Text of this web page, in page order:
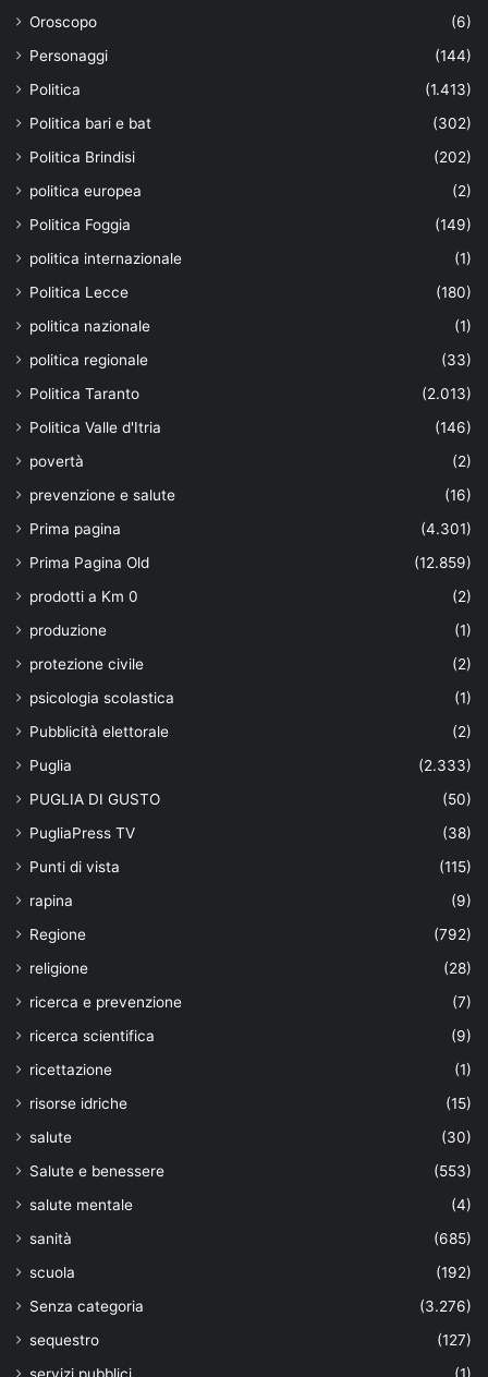
Oroscopo
(6)
Personaggi
(144)
Politica
(1.413)
Politica bari e bat
(302)
Politica Brindisi
(202)
politica europea
(2)
Politica Foggia
(149)
politica internazionale
(1)
Politica Lecce
(180)
politica nazionale
(1)
politica regionale
(33)
Politica Taranto
(2.013)
Politica Valle d'Itria
(146)
povertà
(2)
prevenzione e salute
(16)
Prima pagina
(4.301)
Prima Pagina Old
(12.859)
prodotti a Km 0
(2)
produzione
(1)
protezione civile
(2)
psicologia scolastica
(1)
Pubblicità elettorale
(2)
Puglia
(2.333)
PUGLIA DI GUSTO
(50)
PugliaPress TV
(38)
Punti di vista
(115)
rapina
(9)
Regione
(792)
religione
(28)
ricerca e prevenzione
(7)
ricerca scientifica
(9)
ricettazione
(1)
risorse idriche
(15)
salute
(30)
Salute e benessere
(553)
salute mentale
(4)
sanità
(685)
scuola
(192)
Senza categoria
(3.276)
sequestro
(127)
servizi pubblici
(1)